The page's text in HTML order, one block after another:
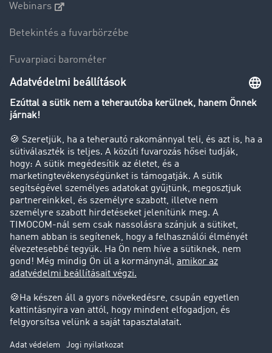
Webinars
Betekintés a fuvarbörzébe
Fuvarpiaci barométer
Transzportlexikon
Tehergépkocsi-forgalomkorlátozás
Cég
Sikertörténetek
Ügyfél hoz ügyfelet
Jogi információk
Impresszum
Adatvédelem
süti-beállítások